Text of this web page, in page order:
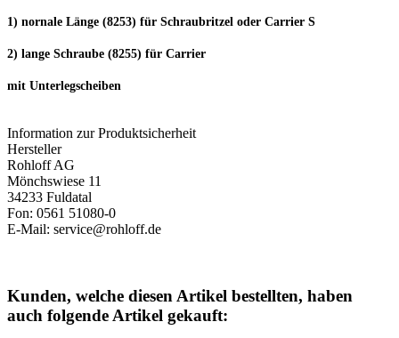
1) nornale Länge (8253) für Schraubritzel oder Carrier S
2) lange Schraube (8255) für Carrier
mit Unterlegscheiben
Information zur Produktsicherheit
Hersteller
Rohloff AG
Mönchswiese 11
34233 Fuldatal
Fon: 0561 51080-0
E-Mail: service@rohloff.de
Kunden, welche diesen Artikel bestellten, haben
auch folgende Artikel gekauft: